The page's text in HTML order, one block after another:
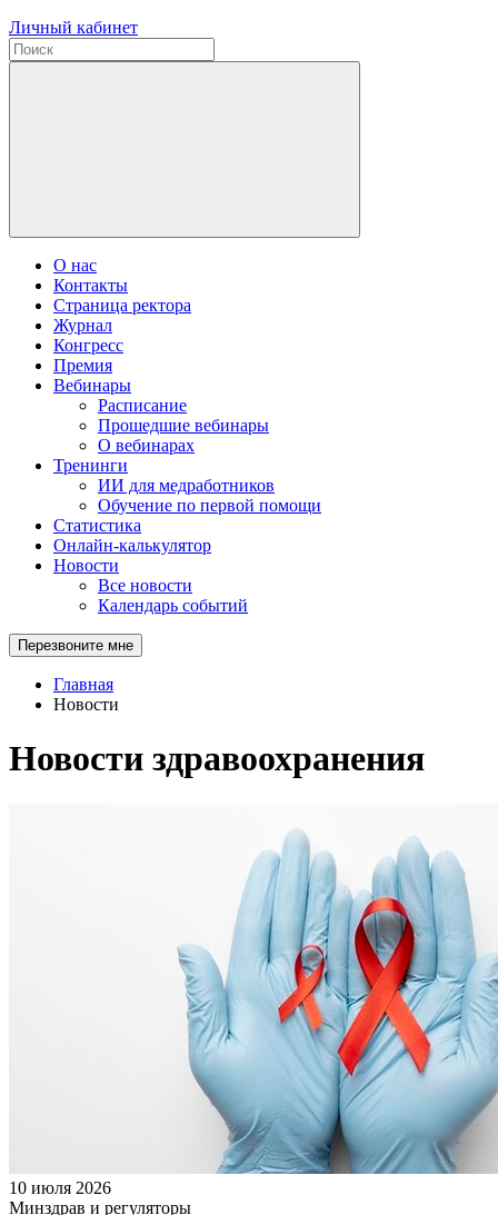
Личный кабинет
О нас
Контакты
Страница ректора
Журнал
Конгресс
Премия
Вебинары
Расписание
Прошедшие вебинары
О вебинарах
Тренинги
ИИ для медработников
Обучение по первой помощи
Статистика
Онлайн-калькулятор
Новости
Все новости
Календарь событий
Перезвоните мне
Главная
Новости
Новости здравоохранения
10 июля 2026
Минздрав и регуляторы